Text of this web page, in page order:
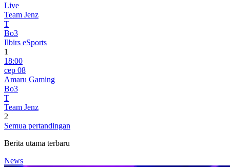
Live
Team Jenz
T
Bo3
Ilbirs eSports
1
18:00
сер 08
Amaru Gaming
Bo3
T
Team Jenz
2
Semua pertandingan
Berita utama terbaru
News